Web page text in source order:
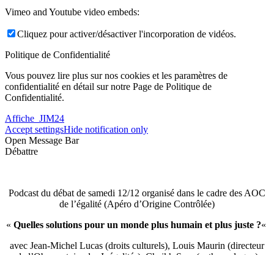
Vimeo and Youtube video embeds:
Cliquez pour activer/désactiver l'incorporation de vidéos.
Politique de Confidentialité
Vous pouvez lire plus sur nos cookies et les paramètres de
confidentialité en détail sur notre Page de Politique de
Confidentialité.
Affiche_JIM24
Accept settingsHide notification only
Open Message Bar
Débattre
Podcast du débat de samedi 12/12 organisé dans le cadre des AOC
de l’égalité (Apéro d’Origine Contrôlée)
« Quelles solutions pour un monde plus humain et plus juste ?«
avec Jean-Michel Lucas (droits culturels), Louis Maurin (directeur